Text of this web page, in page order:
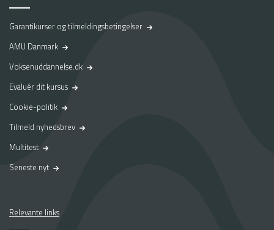
Garantikurser og tilmeldingsbetingelser
AMU Danmark
Voksenuddannelse.dk
Evaluér dit kursus
Cookie-politik
Tilmeld nyhedsbrev
Multitest
Seneste nyt
Relevante links